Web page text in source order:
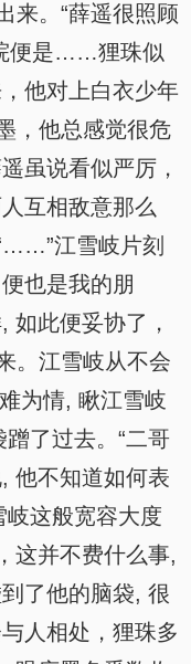
来。“薛遥很照顾
便是……狸珠似
他对上白衣少年
，他总感觉很危
虽说看似严厉，
互相敌意那么
江雪岐片刻
也是我的朋
如此便妥协了，
。江雪岐从不会
为情, 瞅江雪岐
了过去。“二哥
他不知道如何表
这般宽容大度
这并不费什么事,
了他的脑袋, 很
人相处，狸珠多